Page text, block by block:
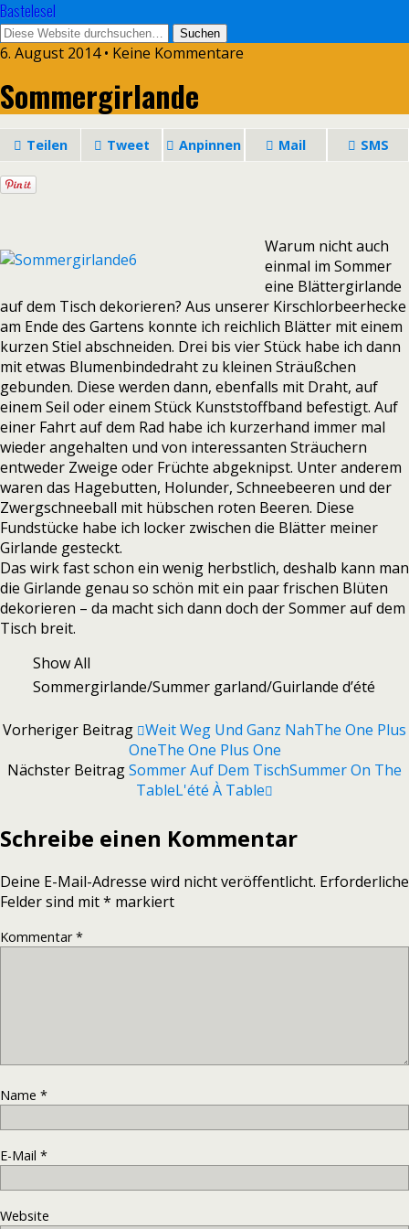
Bastelesel
6. August 2014 • Keine Kommentare
Sommergirlande
Teilen Tweet Anpinnen Mail SMS
Warum nicht auch
einmal im Sommer
eine Blättergirlande
auf dem Tisch dekorieren? Aus unserer Kirschlorbeerhecke
am Ende des Gartens konnte ich reichlich Blätter mit einem
kurzen Stiel abschneiden. Drei bis vier Stück habe ich dann
mit etwas Blumenbindedraht zu kleinen Sträußchen
gebunden. Diese werden dann, ebenfalls mit Draht, auf
einem Seil oder einem Stück Kunststoffband befestigt. Auf
einer Fahrt auf dem Rad habe ich kurzerhand immer mal
wieder angehalten und von interessanten Sträuchern
entweder Zweige oder Früchte abgeknipst. Unter anderem
waren das Hagebutten, Holunder, Schneebeeren und der
Zwergschneeball mit hübschen roten Beeren. Diese
Fundstücke habe ich locker zwischen die Blätter meiner
Girlande gesteckt.
Das wirk fast schon ein wenig herbstlich, deshalb kann man
die Girlande genau so schön mit ein paar frischen Blüten
dekorieren – da macht sich dann doch der Sommer auf dem
Tisch breit.
Show All
Sommergirlande/Summer garland/Guirlande d’été
Vorheriger Beitrag Weit Weg Und Ganz NahThe One Plus
OneThe One Plus One
Nächster BeitragSommer Auf Dem TischSummer On The
TableL'été À Table
Schreibe einen Kommentar
Deine E-Mail-Adresse wird nicht veröffentlicht. Erforderliche
Felder sind mit* markiert
Kommentar*
Name *
E-Mail *
Website